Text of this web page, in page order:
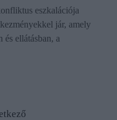
eszkalációja
jár, amely
és ellátásban, a